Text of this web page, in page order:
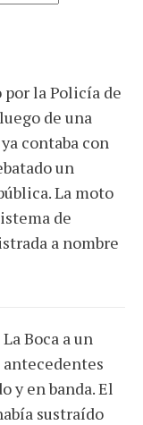
la Policía de
de una
contaba con
un
La moto
de
a nombre
Boca a un
y en banda. El
sustraído